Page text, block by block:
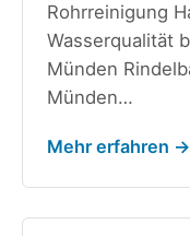
Rohrreinigung
Wasserqualität
Münden
Münden…
Mehr erfahren →